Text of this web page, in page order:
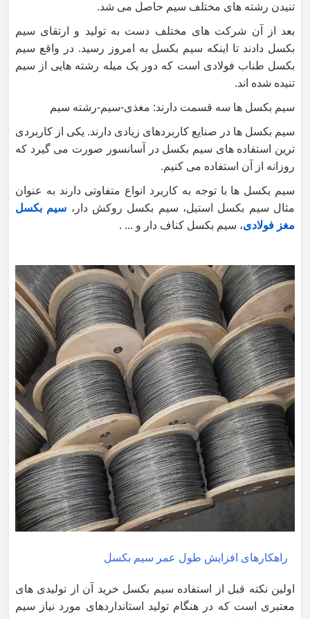
تنیدن رشته های مختلف سیم حاصل می شد.
بعد از آن شرکت های مختلف دست به تولید و ارتقای سیم
بکسل دادند تا اینکه سیم بکسل به امروز رسید. در واقع سیم
بکسل طناب فولادی است که دور یک میله رشته هایی از سیم
تنیده شده اند.
سیم بکسل ها سه قسمت دارند: مغذی-سیم-رشته سیم
سیم بکسل ها در صنایع کاربردهای زیادی دارند. یکی از کاربردی
ترین استفاده های سیم بکسل در آسانسور صورت می گیرد که
روزانه از آن استفاده می کنیم.
سیم بکسل ها با توجه به کاربرد انواع متفاوتی دارند به عنوان
مثال سیم بکسل استیل، سیم بکسل روکش دار، سیم بکسل
مغز فولادی، سیم بکسل کناف دار و ... .
راهکارهای افزایش طول عمر سیم بکسل
اولین نکته قبل از استفاده سیم بکسل خرید آن از تولیدی های
معتبری است که در هنگام تولید استانداردهای مورد نیاز سیم